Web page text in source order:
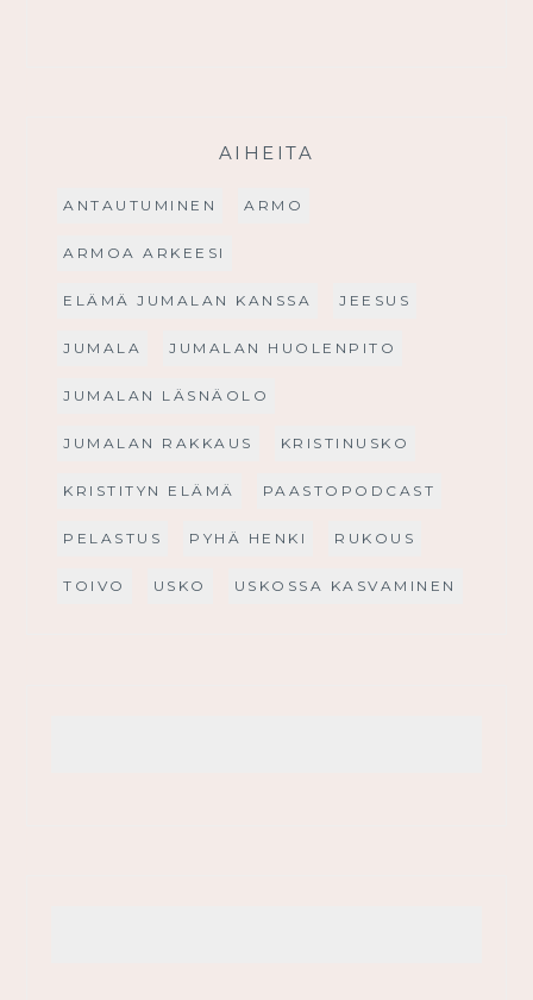
AIHEITA
ANTAUTUMINEN ARMO
ARMOA ARKEESI
ELÄMÄ JUMALAN KANSSA JEESUS
JUMALA JUMALAN HUOLENPITO
JUMALAN LÄSNÄOLO
JUMALAN RAKKAUS KRISTINUSKO
KRISTITYN ELÄMÄ PAASTOPODCAST
PELASTUS PYHÄ HENKI RUKOUS
TOIVO USKO USKOSSA KASVAMINEN